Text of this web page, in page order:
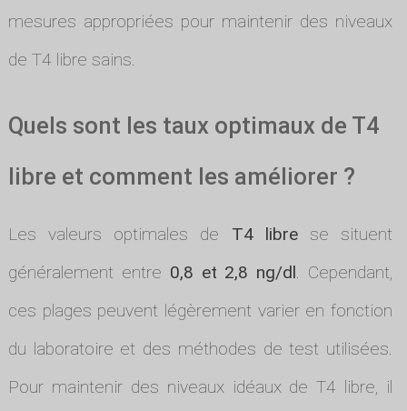
mesures appropriées pour maintenir des niveaux
de T4 libre sains.
Quels sont les taux optimaux de T4
libre et comment les améliorer ?
Les valeurs optimales de T4 librese situent
généralement entre 0,8 et 2,8 ng/dl. Cependant,
ces plages peuvent légèrement varier en fonction
du laboratoire et des méthodes de test utilisées.
Pour maintenir des niveaux idéaux de T4 libre, il